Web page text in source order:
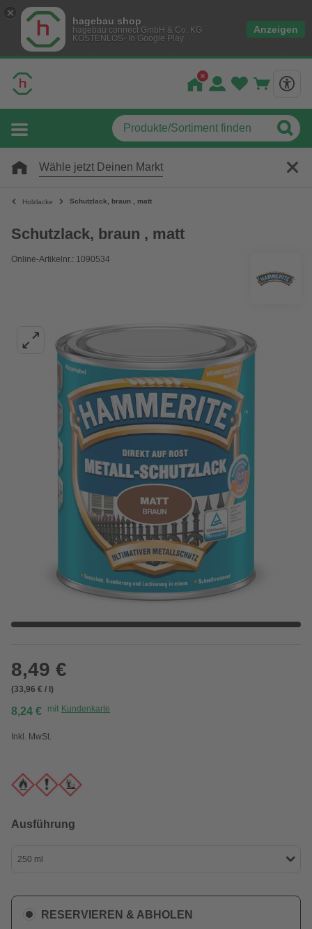
hagebau shop
hagebau connect GmbH & Co. KG
KOSTENLOS- In Google Play
Anzeigen
Wähle jetzt Deinen Markt
Holzlacke Schutzlack, braun , matt
Schutzlack, braun , matt
Online-Artikelnr.: 1090534
8,49 €
(33,96 € / l)
8,24 € mit Kundenkarte
Inkl. MwSt.
Ausführung
250 ml
RESERVIEREN & ABHOLEN